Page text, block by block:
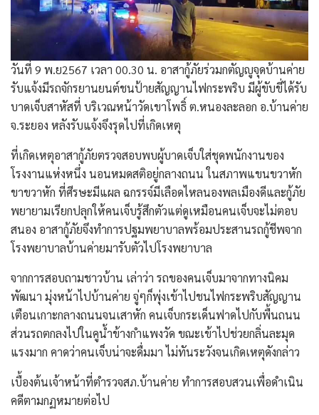
วันที่ 9 พ.ย2567 เวลา 00.30 น. อาสากู้ภัยร่วมกตัญญูจุดบ้านค่าย
รับแจ้งมีรถจักรยานยนต์ชนป้ายสัญญานไฟกระพริบ มีผู้ขับขี่ได้รับ
บาดเจ็บสาหัสที่ บริเวณหน้าวัดเขาโพธิ์ ต.หนองละลอก อ.บ้านค่าย
จ.ระยอง หลังรับแจ้งจึงรุดไปที่เกิดเหตุ
ที่เกิดเหตุอาสากู้ภัยตรวจสอบพบผู้บาดเจ็บใส่ชุดพนักงานของ
โรงงานแห่งหนึ่ง นอนหมดสติอยู่กลางถนน ในสภาพแขนขวาหัก
ขาขวาหัก ที่ศีรษะมีแผล ฉกรรจ์มีเลือดไหลนองพลเมืองดีและกู้ภัย
พยายามเรียกปลุกให้คนเจ็บรู้สึกตัวแต่ดูเหมือนคนเจ็บจะไม่ตอบ
สนอง อาสากู้ภัยจึงทำการปฐมพยาบาลพร้อมประสานรถกู้ชีพจาก
โรงพยาบาลบ้านค่ายมารับตัวไปโรงพยาบาล
จากการสอบถามชาวบ้าน เล่าว่า รถของคนเจ็บมาจากทางนิคม
พัฒนา มุ่งหน้าไปบ้านค่าย จู่ๆก็พุ่งเข้าไปชนไฟกระพริบสัญญาน
เตือนเกาะกลางถนนจนเสาหัก คนเจ็บกระเด็นฟาดไปกับพื้นถนน
ส่วนรถตกลงไปในคูน้ำข้างกำแพงวัด ขณะเข้าไปช่วยกลิ่นละมุด
แรงมาก คาดว่าคนเจ็บน่าจะดื่มมา ไม่ทันระวังจนเกิดเหตุดังกล่าว
เบื้องต้นเจ้าหน้าที่ตำรวจสภ.บ้านค่าย ทำการสอบสวนเพื่อดำเนิน
คดีตามกฏหมายต่อไป